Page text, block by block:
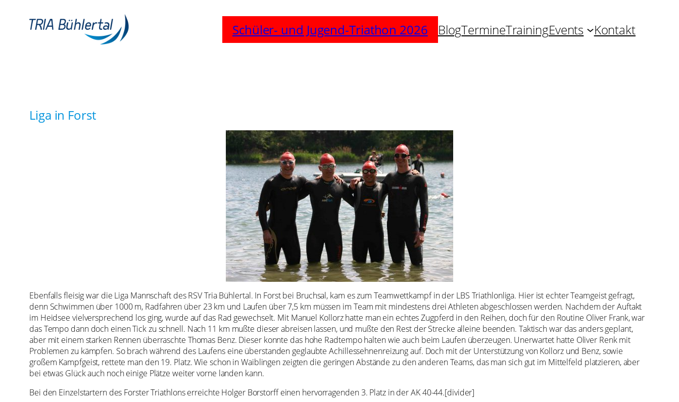
Inhalt
Schüler- und Jugend-Triathon 2026 BlogTermineTrainingEvents Kontakt
Liga in Forst
Ebenfalls fleisig war die Liga Mannschaft des RSV Tria Bühlertal. In Forst bei Bruchsal, kam es zum Teamwettkampf in der LBS Triathlonliga. Hier ist echter Teamgeist gefragt,
denn Schwimmen über 1000 m, Radfahren über 23 km und Laufen über 7,5 km müssen im Team mit mindestens drei Athleten abgeschlossen werden. Nachdem der Auftakt
im Heidsee vielversprechend los ging, wurde auf das Rad gewechselt. Mit Manuel Kollorz hatte man ein echtes Zugpferd in den Reihen, doch für den Routine Oliver Frank, war
das Tempo dann doch einen Tick zu schnell. Nach 11 km mußte dieser abreisen lassen, und mußte den Rest der Strecke alleine beenden. Taktisch war das anders geplant,
aber mit einem starken Rennen überraschte Thomas Benz. Dieser konnte das hohe Radtempo halten wie auch beim Laufen überzeugen. Unerwartet hatte Oliver Renk mit
Problemen zu kämpfen. So brach während des Laufens eine überstanden geglaubte Achillessehnenreizung auf. Doch mit der Unterstützung von Kollorz und Benz, sowie
großem Kampfgeist, rettete man den 19. Platz. Wie schon in Waiblingen zeigten die geringen Abstände zu den anderen Teams, das man sich gut im Mittelfeld platzieren, aber
bei etwas Glück auch noch einige Plätze weiter vorne landen kann.
Bei den Einzelstartern des Forster Triathlons erreichte Holger Borstorff einen hervorragenden 3. Platz in der AK 40-44.[divider]